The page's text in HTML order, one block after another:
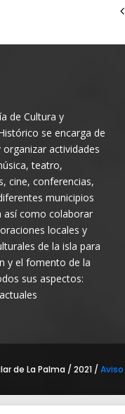
de Cultura y
se encarga de
actividades
teatro,
cine, conferencias,
municipios
así como colaborar
locales y
de la isla para
y el fomento de la
sus aspectos:
de La Palma / 2021 /